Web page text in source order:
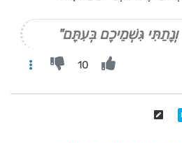
גִּשְׁמֵיכֶם בְּעִתָּם"
10